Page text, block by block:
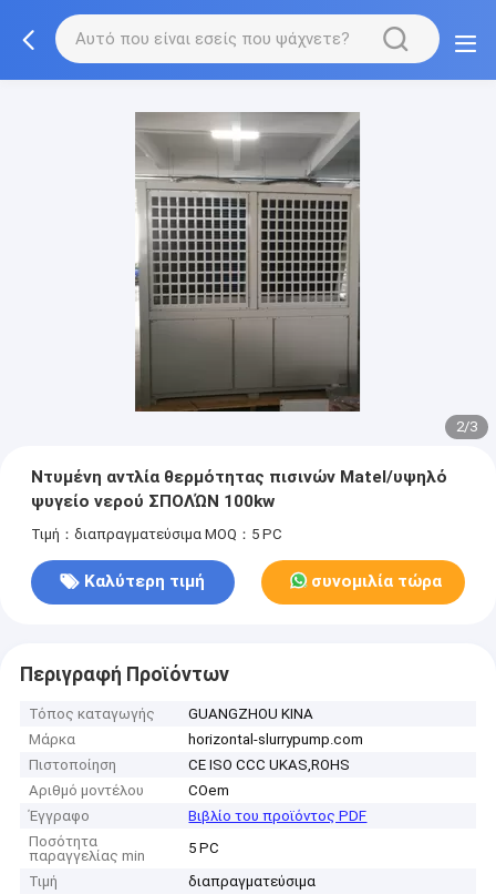
3/3
Ντυμένη αντλία θερμότητας πισινών Matel/υψηλό
ψυγείο νερού ΣΠΟΛΏΝ 100kw
Τιμή：διαπραγματεύσιμα MOQ：5 PC
Καλύτερη τιμή συνομιλία τώρα
Περιγραφή Προϊόντων
Τόπος καταγωγής
GUANGZHOU ΚΙΝΑ
Μάρκα
horizontal-slurrypump.com
Πιστοποίηση
CE ISO CCC UKAS,ROHS
Αριθμό μοντέλου
COem
Έγγραφο
Βιβλίο του προϊόντος PDF
Ποσότητα
παραγγελίας min
5 PC
Τιμή
διαπραγματεύσιμα